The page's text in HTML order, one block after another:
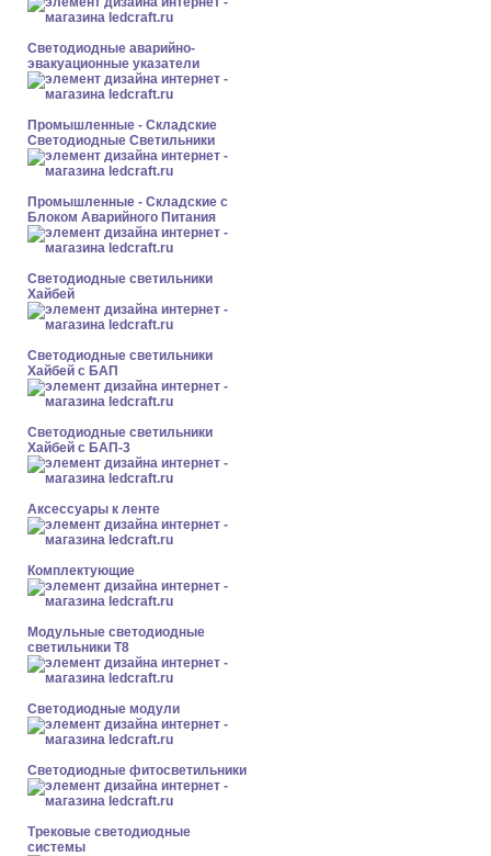
Светодиодные аварийно-
эвакуационные указатели
Промышленные - Складские
Светодиодные Светильники
Промышленные - Складские с
Блоком Аварийного Питания
Светодиодные светильники
Хайбей
Светодиодные светильники
Хайбей с БАП
Светодиодные светильники
Хайбей с БАП-3
Аксессуары к ленте
Комплектующие
Модульные светодиодные
светильники Т8
Светодиодные модули
Светодиодные фитосветильники
Трековые светодиодные
системы